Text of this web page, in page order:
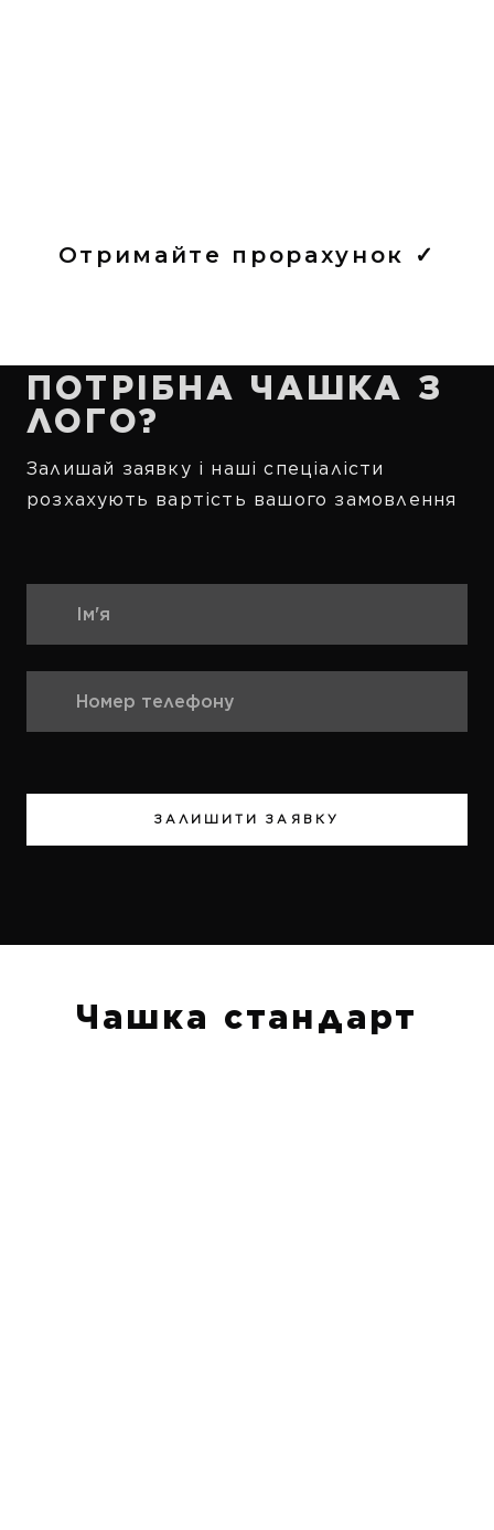
Отримайте прорахунок ✓
ПОТРІБНА ЧАШКА З
ЛОГО?
Залишай заявку і наші спеціалісти
розхахують вартість вашого замовлення
ЗАЛИШИТИ ЗАЯВКУ
Чашка стандарт